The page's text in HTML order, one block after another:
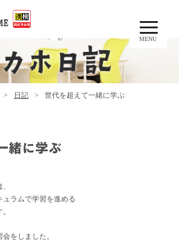
MENU
日記 世代を超えて一緒に学ぶ
緒に学ぶ
ュラムで学習を進める
をしました。